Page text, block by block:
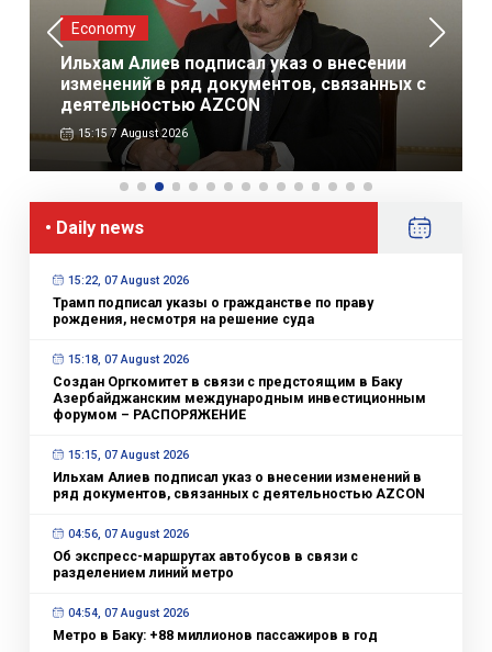
о внесении
связанных с
Baku-capital
Об экспресс-маршрутах автобусов в
с разделением линий метро
04:56 7 August 2026
• Daily news
15:22, 07 August 2026
Трамп подписал указы о гражданстве по праву
рождения, несмотря на решение суда
15:18, 07 August 2026
Создан Оргкомитет в связи с предстоящим в Баку
Азербайджанским международным инвестиционным
форумом – РАСПОРЯЖЕНИЕ
15:15, 07 August 2026
Ильхам Алиев подписал указ о внесении изменений в
ряд документов, связанных с деятельностью AZCON
04:56, 07 August 2026
Об экспресс-маршрутах автобусов в связи с
разделением линий метро
04:54, 07 August 2026
Метро в Баку: +88 миллионов пассажиров в год